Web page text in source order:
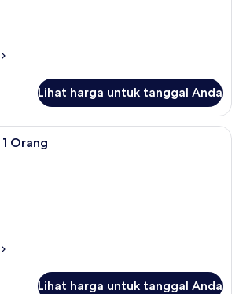
Lihat harga untuk tanggal Anda
Kamar Double untuk 1 Orang |
Orang
Lihat harga untuk tanggal Anda